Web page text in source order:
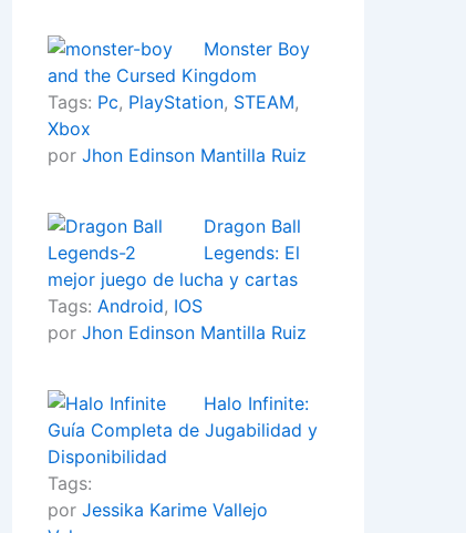
Monster Boy
and the Cursed Kingdom
Tags: Pc, PlayStation, STEAM,
Xbox
por Jhon Edinson Mantilla Ruiz
Dragon Ball
Legends: El
mejor juego de lucha y cartas
Tags: Android, IOS
por Jhon Edinson Mantilla Ruiz
Halo Infinite:
Guía Completa de Jugabilidad y
Disponibilidad
Tags:
por Jessika Karime Vallejo